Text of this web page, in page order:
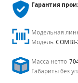
Гарантия
Модельная
Модель
Масса нетто
Габариты без